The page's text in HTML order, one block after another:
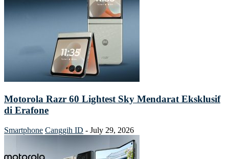
Motorola Razr 60 Lightest Sky Mendarat Eksklusif
di Erafone
Smartphone Canggih ID - July 29, 2026